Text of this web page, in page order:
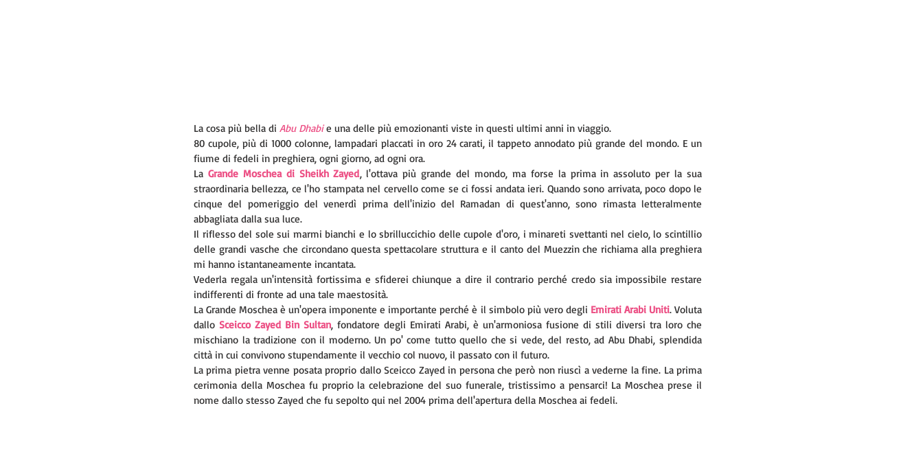
La cosa più bella di Abu Dhabi e una delle più emozionanti viste in questi ultimi anni in viaggio.
80 cupole, più di 1000 colonne, lampadari placcati in oro 24 carati, il tappeto annodato più grande del mondo. E un
fiume di fedeli in preghiera, ogni giorno, ad ogni ora.
La Grande Moschea di Sheikh Zayed, l'ottava più grande del mondo, ma forse la prima in assoluto per la sua
straordinaria bellezza, ce l'ho stampata nel cervello come se ci fossi andata ieri. Quando sono arrivata, poco dopo le
cinque del pomeriggio del venerdì prima dell'inizio del Ramadan di quest'anno, sono rimasta letteralmente
abbagliata dalla sua luce.
Il riflesso del sole sui marmi bianchi e lo sbrilluccichio delle cupole d'oro, i minareti svettanti nel cielo, lo scintillio
delle grandi vasche che circondano questa spettacolare struttura e il canto del Muezzin che richiama alla preghiera
mi hanno istantaneamente incantata.
Vederla regala un'intensità fortissima e sfiderei chiunque a dire il contrario perché credo sia impossibile restare
indifferenti di fronte ad una tale maestosità.
La Grande Moschea è un'opera imponente e importante perché è il simbolo più vero degli Emirati Arabi Uniti. Voluta
dallo Sceicco Zayed Bin Sultan, fondatore degli Emirati Arabi, è un'armoniosa fusione di stili diversi tra loro che
mischiano la tradizione con il moderno. Un po' come tutto quello che si vede, del resto, ad Abu Dhabi, splendida
città in cui convivono stupendamente il vecchio col nuovo, il passato con il futuro.
La prima pietra venne posata proprio dallo Sceicco Zayed in persona che però non riuscì a vederne la fine. La prima
cerimonia della Moschea fu proprio la celebrazione del suo funerale, tristissimo a pensarci! La Moschea prese il
nome dallo stesso Zayed che fu sepolto qui nel 2004 prima dell'apertura della Moschea ai fedeli.